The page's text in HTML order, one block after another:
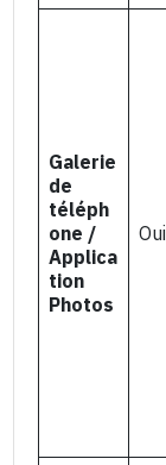
Galerie
de
téléph
one /
Applica
tion
Photos
Oui